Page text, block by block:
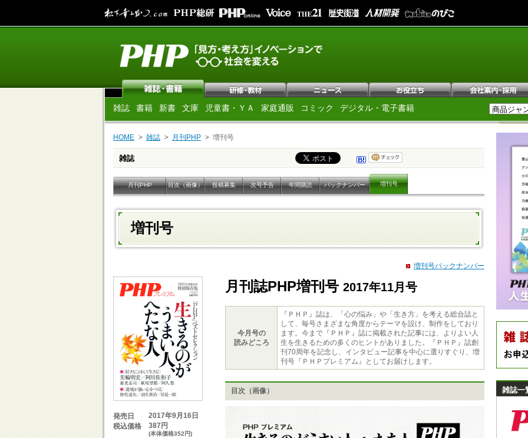
雑誌 書籍 新書 文庫 児童書・ＹＡ 家庭通販 コミック デジタル・電子書籍
HOME 雑誌 月刊PHP 増刊号
雑誌
月刊PHP 目次（画像） 投稿募集 次号予告 年間購読 バックナンバー 増刊号
増刊号
増刊号バックナンバー
発売日
2017年9月16日
税込価格
387円
(本体価格352円)
月刊誌PHP増刊号 2017年11月号
今月号の
読みどころ
『ＰＨＰ』誌は、「心の悩み」や「生き方」を考える総合誌と
して、毎号さまざまな角度からテーマを設け、制作をしており
ます。今まで『ＰＨＰ』誌に掲載された記事には、よりよい人
生を生きるための多くのヒントがありました。『ＰＨＰ』誌創
刊70周年を記念し、インタビュー記事を中心に選りすぐり、増
刊号『ＰＨＰプレミアム』としてお届けします。
目次（画像） 雑誌一